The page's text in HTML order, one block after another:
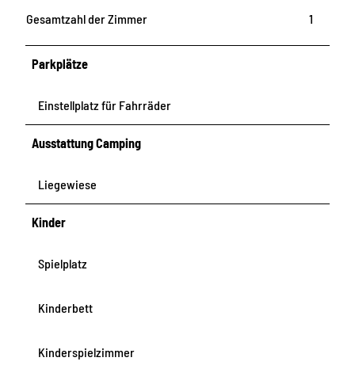
Gesamtzahl der Zimmer
1
Parkplätze
Einstellplatz für Fahrräder
Ausstattung Camping
Liegewiese
Kinder
Spielplatz
Kinderbett
Kinderspielzimmer